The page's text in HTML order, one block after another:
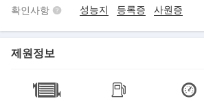
확인사항
성능지 등록증 사원증
제원정보